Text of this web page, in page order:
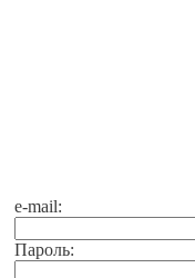
e-mail:
Пароль: